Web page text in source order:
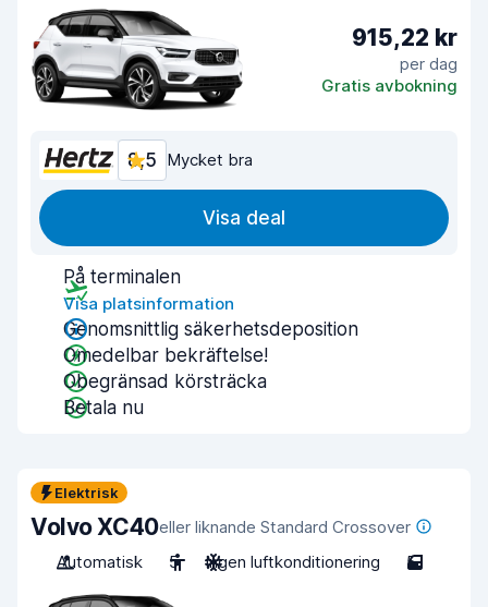
915,22 kr
per dag
Gratis avbokning
8,5 Mycket bra
Visa deal
På terminalen
Visa platsinformation
Genomsnittlig säkerhetsdeposition
Omedelbar bekräftelse!
Obegränsad körsträcka
Betala nu
Elektrisk
Volvo XC40eller liknande Standard Crossover
Automatisk
5 Ingen luftkonditionering 5